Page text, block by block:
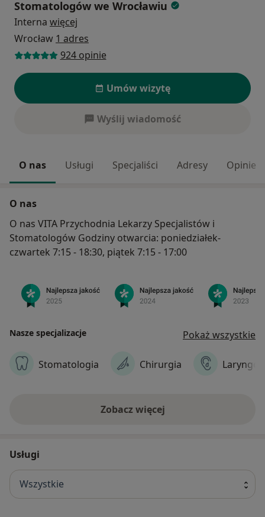
Stomatologów we Wrocławiu
Interna więcej
Wrocław 1 adres
924 opinie
Umów wizytę
Wyślij wiadomość
O nas Usługi Specjaliści Adresy Opinie
O nas
O nas VITA Przychodnia Lekarzy Specjalistów i
Stomatologów Godziny otwarcia: poniedziałek-
czwartek 7:15 - 18:30, piątek 7:15 - 17:00
Nasze specjalizacje Pokaż wszystkie
Stomatologia Chirurgia
Zobacz więcej
Usługi
Wszystkie